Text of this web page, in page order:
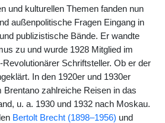
und kulturellen Themen fanden nun
außenpolitische Fragen Eingang in
publizistische Bände. Er wandte
zu und wurde 1928 Mitglied im
Schriftsteller. Ob er der
In den 1920er und 1930er
Brentano zahlreiche Reisen in das
u. a. 1930 und 1932 nach Moskau.
Bertolt Brecht (1898–1956) und